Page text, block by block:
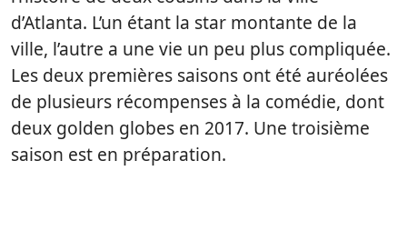
d’Atlanta. L’un étant la star montante de la
ville, l’autre a une vie un peu plus compliquée.
Les deux premières saisons ont été auréolées
de plusieurs récompenses à la comédie, dont
deux golden globes en 2017. Une troisième
saison est en préparation.